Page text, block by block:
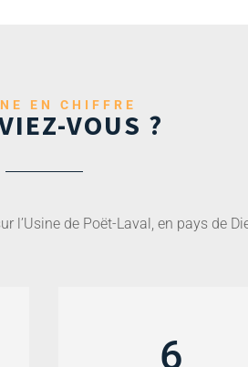
EN CHIFFRE
VOUS ?
l’Usine de Poët-Laval, en pays de
6